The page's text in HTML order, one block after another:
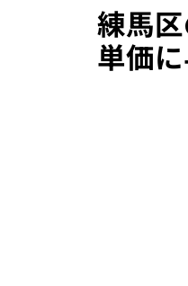
練馬
単価